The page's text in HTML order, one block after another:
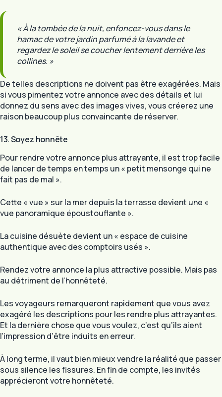
« À la tombée de la nuit, enfoncez-vous dans le
hamac de votre jardin parfumé à la lavande et
regardez le soleil se coucher lentement derrière les
collines. »
De telles descriptions ne doivent pas être exagérées. Mais
si vous pimentez votre annonce avec des détails et lui
donnez du sens avec des images vives, vous créerez une
raison beaucoup plus convaincante de réserver.
13. Soyez honnête
Pour rendre votre annonce plus attrayante, il est trop facile
de lancer de temps en temps un « petit mensonge qui ne
fait pas de mal ».
Cette « vue » sur la mer depuis la terrasse devient une «
vue panoramique époustouflante ».
La cuisine désuète devient un « espace de cuisine
authentique avec des comptoirs usés ».
Rendez votre annonce la plus attractive possible. Mais pas
au détriment de l’honnêteté.
Les voyageurs remarqueront rapidement que vous avez
exagéré les descriptions pour les rendre plus attrayantes.
Et la dernière chose que vous voulez, c’est qu’ils aient
l’impression d’être induits en erreur.
À long terme, il vaut bien mieux vendre la réalité que passer
sous silence les fissures. En fin de compte, les invités
apprécieront votre honnêteté.